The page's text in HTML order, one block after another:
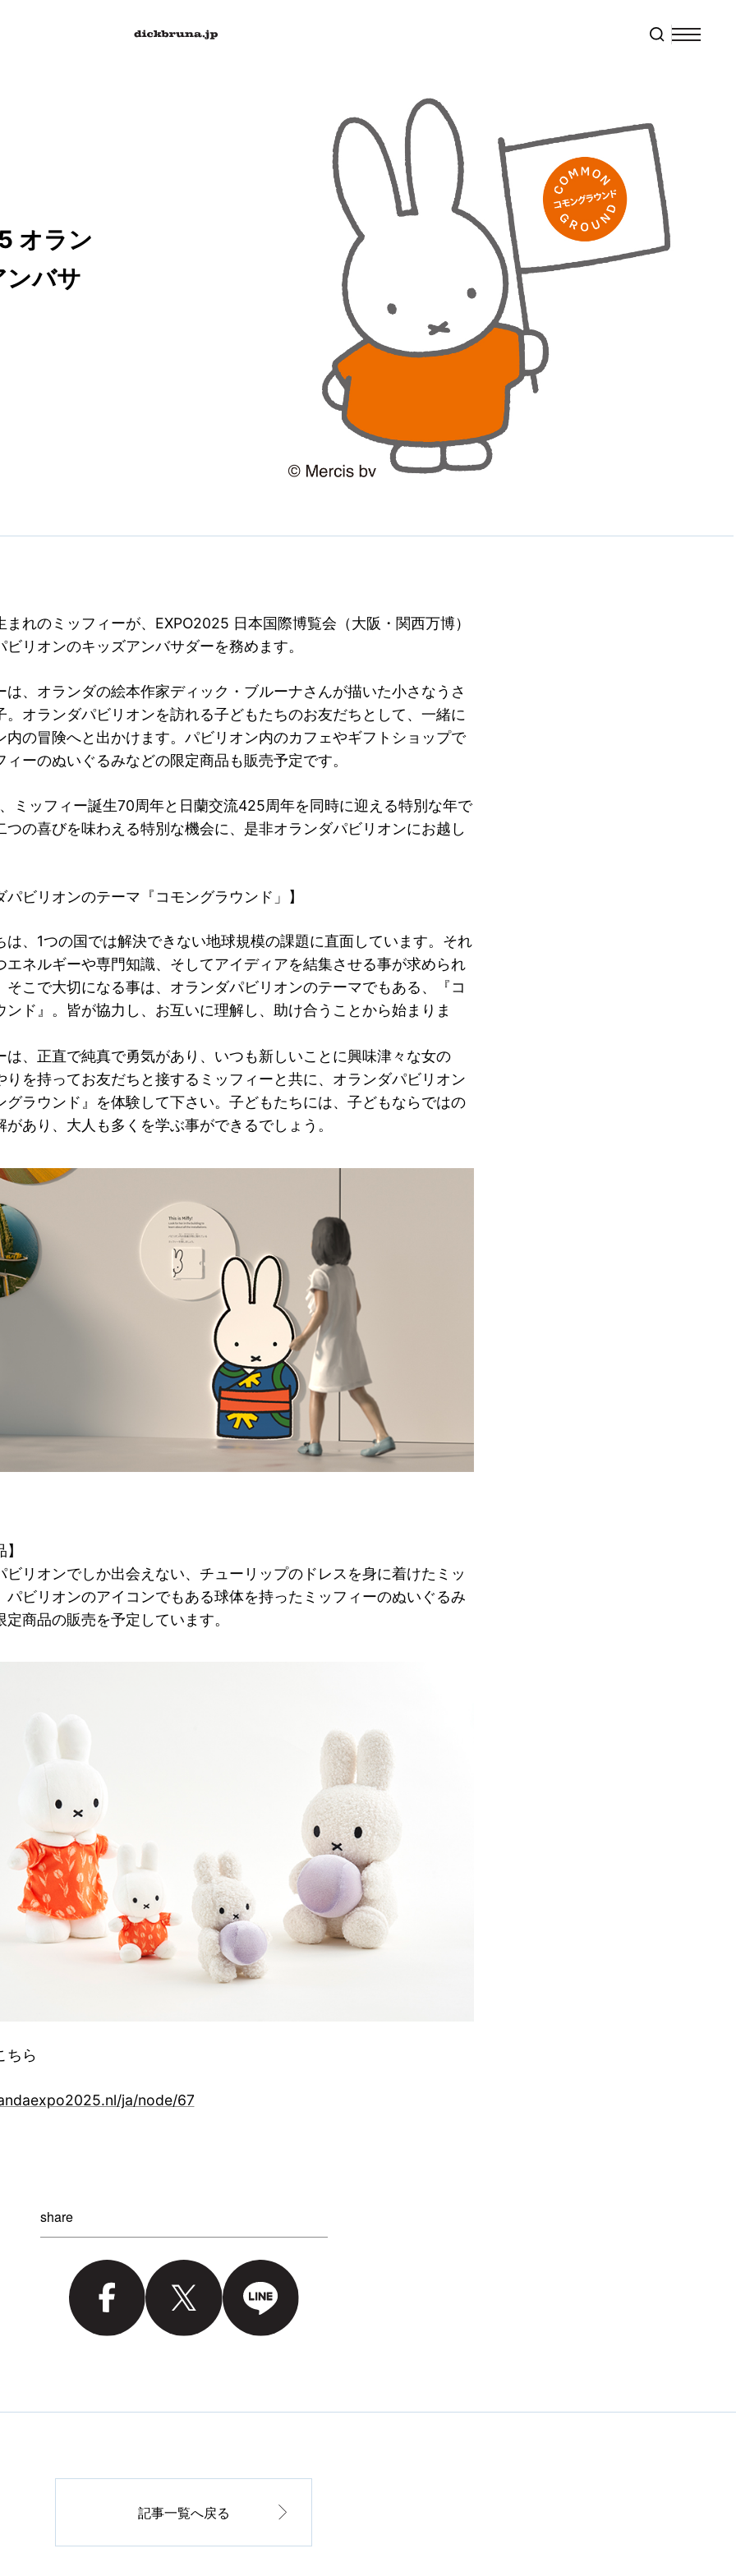
オラン
バサ
まれのミッフィーが、EXPO2025 日本国際博覧会（大阪・関西万博）
ビリオンのキッズアンバサダーを務めます。
は、オランダの絵本作家ディック・ブルーナさんが描いた小さなうさ
。オランダパビリオンを訪れる子どもたちのお友だちとして、一緒に
内の冒険へと出かけます。パビリオン内のカフェやギフトショップで
ィーのぬいぐるみなどの限定商品も販売予定です。
ミッフィー誕生70周年と日蘭交流425周年を同時に迎える特別な年で
つの喜びを味わえる特別な機会に、是非オランダパビリオンにお越し
パビリオンのテーマ『コモングラウンド」】
は、1つの国では解決できない地球規模の課題に直面しています。それ
エネルギーや専門知識、そしてアイディアを結集させる事が求められ
そこで大切になる事は、オランダパビリオンのテーマでもある、『コ
ンド』。皆が協力し、お互いに理解し、助け合うことから始まりま
は、正直で純真で勇気があり、いつも新しいことに興味津々な女の
りを持ってお友だちと接するミッフィーと共に、オランダパビリオン
グラウンド』を体験して下さい。子どもたちには、子どもならではの
があり、大人も多くを学ぶ事ができるでしょう。
ビリオンでしか出会えない、チューリップのドレスを身に着けたミッ
パビリオンのアイコンでもある球体を持ったミッフィーのぬいぐるみ
定商品の販売を予定しています。
ちら
ja/node/67
share
記事一覧へ戻る